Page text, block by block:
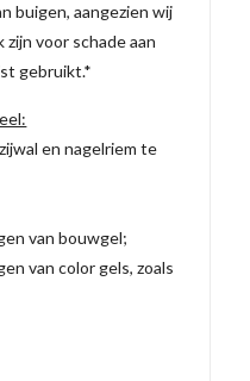
buigen, aangezien wij
voor schade aan
gebruikt.*
en nagelriem te
van bouwgel;
van color gels, zoals